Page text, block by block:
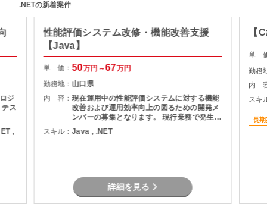
.NETの新着案件
ジ
ス
,
性能評価システム改修・機能改善支援
【Java】
単 価：50万円～67万円
勤務地： 山口県
内 容：現在運用中の性能評価システムに対する機能
改善および運用効率向上の図るための開発メ
ンバーの募集となります。 現行業務で発生し
ている課題を整理し、機能追加を実現しま
す。
スキル：Java , .NET
詳細を見る
【
単
勤務
内
スキ
長期